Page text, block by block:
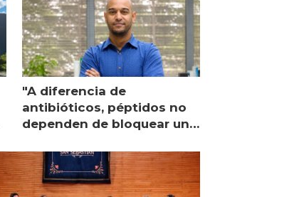
"A diferencia de
antibióticos, péptidos no
dependen de bloquear una